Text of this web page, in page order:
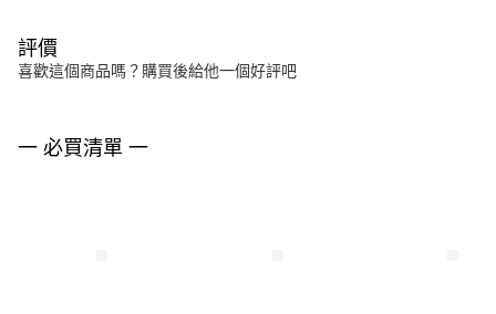
評價
喜歡這個商品嗎？購買後給他一個好評吧
一 必買清單 一